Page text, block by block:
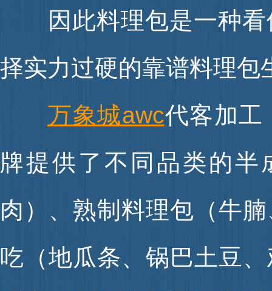
因此料理包是一种看似
择实力过硬的靠谱料理包
万象城awc代客加工
牌提供了不同品类的
肉）、熟制料理包（牛腩
吃（地瓜条、锅巴土豆